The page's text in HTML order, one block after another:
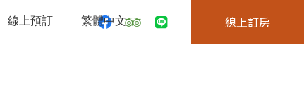
線上預訂 繁體中文 線上訂房